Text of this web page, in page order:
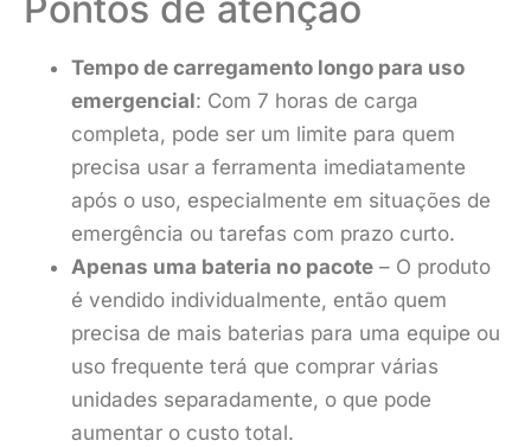
Tempo de carregamento longo para uso
emergencial: Com 7 horas de carga
completa, pode ser um limite para quem
precisa usar a ferramenta imediatamente
após o uso, especialmente em situações de
emergência ou tarefas com prazo curto.
Apenas uma bateria no pacote – O produto
é vendido individualmente, então quem
precisa de mais baterias para uma equipe ou
uso frequente terá que comprar várias
unidades separadamente, o que pode
aumentar o custo total.